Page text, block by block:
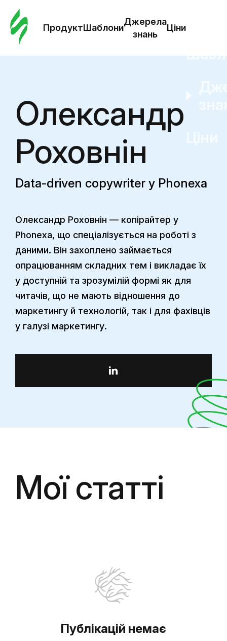
ПродуктШаблони
Джерела
знань
Ціни
Олександр
Роховнін
Data-driven copywriter у Phonexa
Олександр Роховнін — копірайтер у
Phonexa, що спеціалізується на роботі з
даними. Він захоплено займається
опрацюванням складних тем і викладає їх
у доступній та зрозумілій формі як для
читачів, що не мають відношення до
маркетингу й технологій, так і для фахівців
у галузі маркетингу.
Мої статті
Публікацій немає